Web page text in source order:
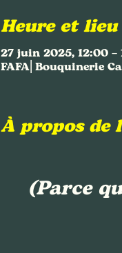
Heure et lieu
27 juin 2025, 12:00 –
FAFA⎜Bouquinerie
À propos de
(Parce